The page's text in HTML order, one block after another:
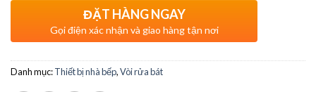
ĐẶT HÀNG NGAY
Gọi điện xác nhận và giao hàng tận nơi
Danh mục:Thiết bị nhà bếp,Vòi rửa bát